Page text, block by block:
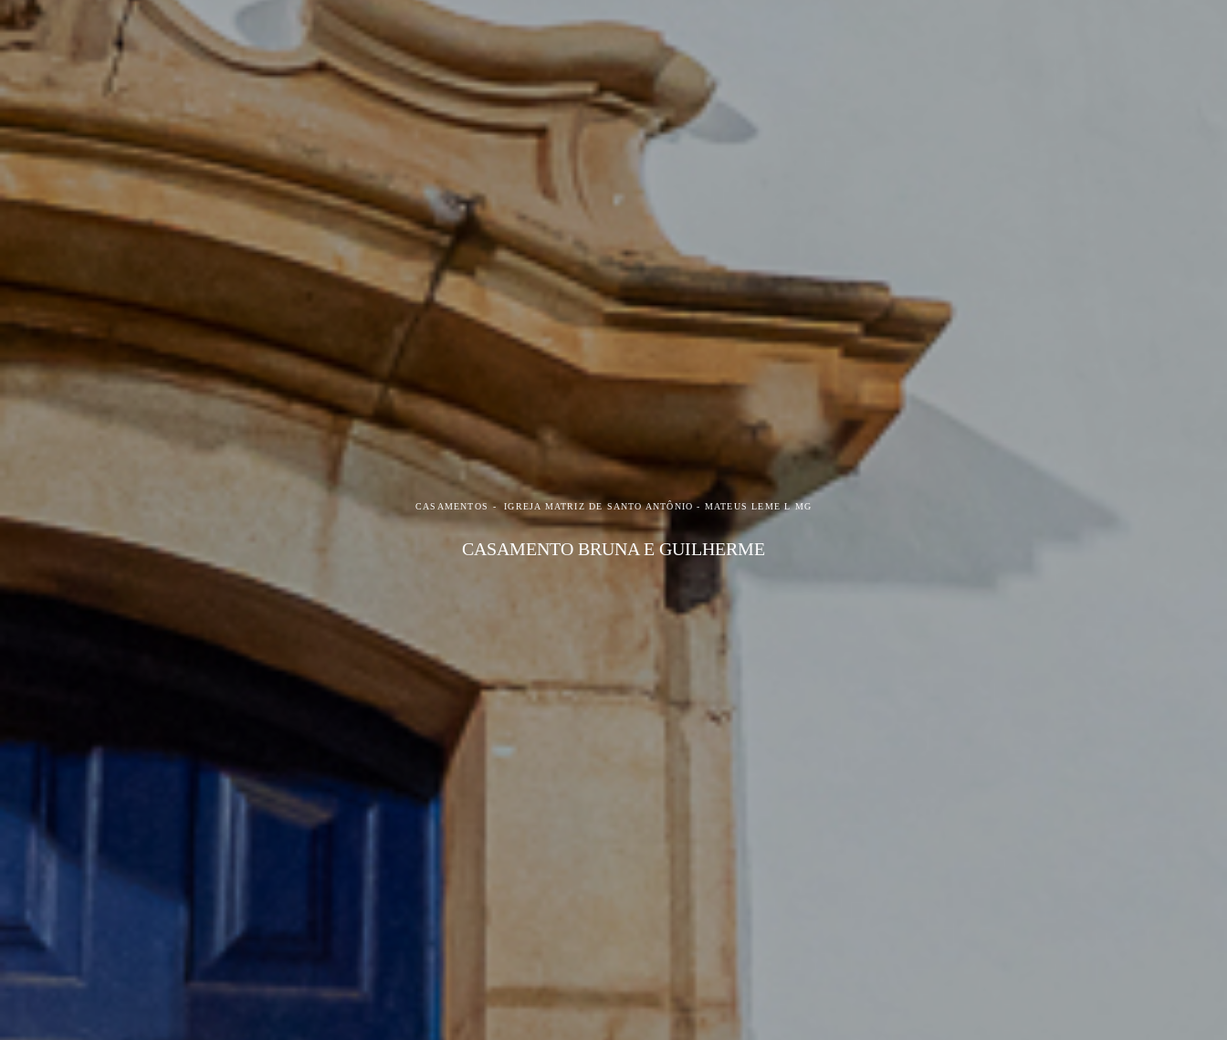
CASAMENTOS IGREJA MATRIZ DE SANTO ANTÔNIO - MATEUS LEME L MG
CASAMENTO BRUNA E GUILHERME